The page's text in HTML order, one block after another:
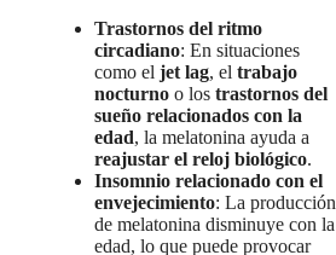
Trastornos del ritmo
circadiano: En situaciones
como el jet lag, el trabajo
nocturno o los trastornos del
sueño relacionados con la
edad, la melatonina ayuda a
reajustar el reloj biológico.
Insomnio relacionado con el
envejecimiento: La producción
de melatonina disminuye con la
edad, lo que puede provocar